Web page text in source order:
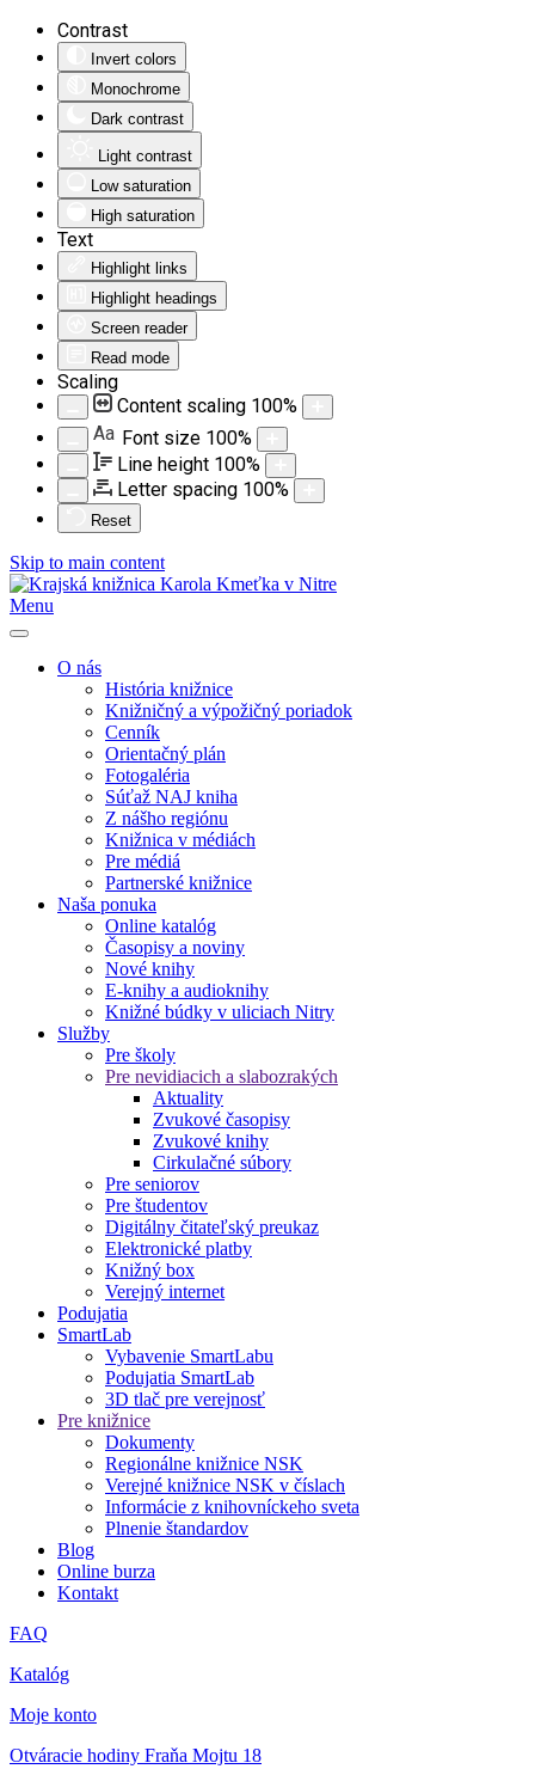
Contrast
Invert colors
Monochrome
Dark contrast
Light contrast
Low saturation
High saturation
Text
Highlight links
Highlight headings
Screen reader
Read mode
Scaling
Content scaling 100%
Aa Font size 100%
Line height 100%
Letter spacing 100%
Reset
Skip to main content
Menu
O nás
História knižnice
Knižničný a výpožičný poriadok
Cenník
Orientačný plán
Fotogaléria
Súťaž NAJ kniha
Z nášho regiónu
Knižnica v médiách
Pre médiá
Partnerské knižnice
Naša ponuka
Online katalóg
Časopisy a noviny
Nové knihy
E-knihy a audioknihy
Knižné búdky v uliciach Nitry
Služby
Pre školy
Pre nevidiacich a slabozrakých
Aktuality
Zvukové časopisy
Zvukové knihy
Cirkulačné súbory
Pre seniorov
Pre študentov
Digitálny čitateľský preukaz
Elektronické platby
Knižný box
Verejný internet
Podujatia
SmartLab
Vybavenie SmartLabu
Podujatia SmartLab
3D tlač pre verejnosť
Pre knižnice
Dokumenty
Regionálne knižnice NSK
Verejné knižnice NSK v číslach
Informácie z knihovníckeho sveta
Plnenie štandardov
Blog
Online burza
Kontakt
FAQ
Katalóg
Moje konto
Otváracie hodiny Fraňa Mojtu 18